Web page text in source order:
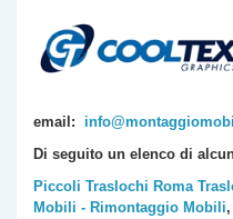
email:
Di seguito un elenco di
Piccoli Traslochi Roma
Mobili - Rimontaggio Mobili,